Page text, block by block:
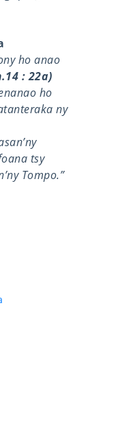
ho anao
: 22a)
ho
ny
tsy
Tompo.”